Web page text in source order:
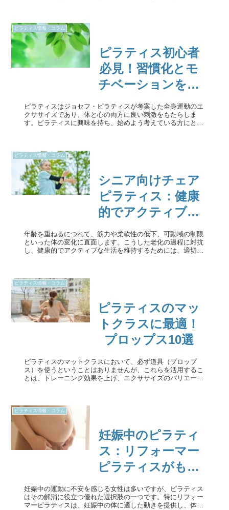
ピラティス情報・コラム
ピラティス初心者
必見！習慣化とモ
チベーションを保
つ方法を解説
ピラティスはジョセフ・ピラティスが考案した全身運動のエ
クササイズであり、体と心の両方に良い刺激をもたらしま
す。ピラティスに興味を持ち、始めよう考えている方にとっ
ピラティス情報・コラム
シニア向けチェア
ピラティス：健康
的でアクティブな
生活を目指すため
に
年齢を重ねるにつれて、筋力や柔軟性の低下、可動域の制限
といった体の変化に直面します。こうした老化の過程に対抗
し、健康的でアクティブな生活を維持するためには、適切な
ピラティス情報・コラム
ピラティスのマッ
トクラスに最適！
プロップス10選
ピラティスのマットクラスにおいて、必ず道具（プロップ
ス）を使うということはありませんが、これらを活用するこ
とは、トレーニング効果を上げ、エクササイズのバリエーシ
ピラティス情報・コラム
妊娠中のピラティ
ス：リフォーマー
ピラティスがもた
らす効果と注意点
妊娠中の運動に不安を感じる女性は多いですが、ピラティス
はその解消に役立つ優れた選択肢の一つです。特にリフォー
マーピラティスは、妊娠中の体に適した動きを提供し、体力